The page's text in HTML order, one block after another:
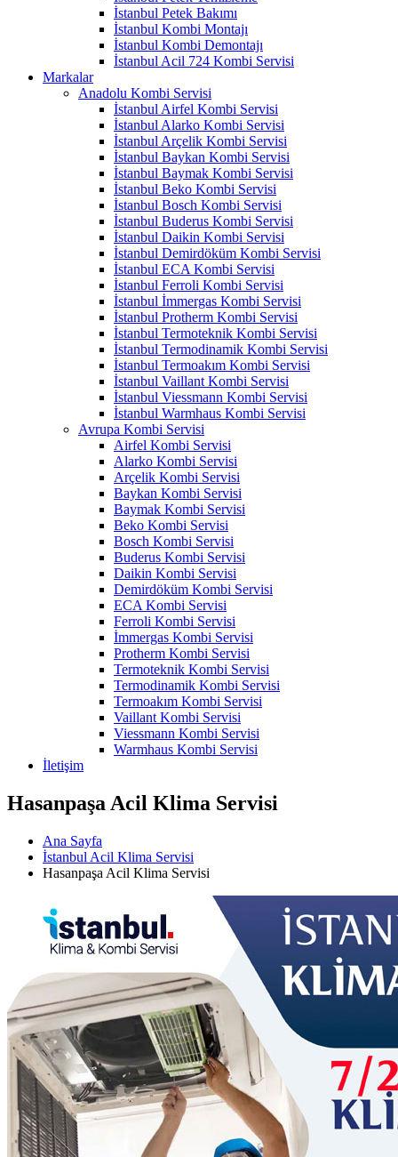
İstanbul Petek Bakımı
İstanbul Kombi Montajı
İstanbul Kombi Demontajı
İstanbul Acil 724 Kombi Servisi
Markalar
Anadolu Kombi Servisi
İstanbul Airfel Kombi Servisi
İstanbul Alarko Kombi Servisi
İstanbul Arçelik Kombi Servisi
İstanbul Baykan Kombi Servisi
İstanbul Baymak Kombi Servisi
İstanbul Beko Kombi Servisi
İstanbul Bosch Kombi Servisi
İstanbul Buderus Kombi Servisi
İstanbul Daikin Kombi Servisi
İstanbul Demirdöküm Kombi Servisi
İstanbul ECA Kombi Servisi
İstanbul Ferroli Kombi Servisi
İstanbul İmmergas Kombi Servisi
İstanbul Protherm Kombi Servisi
İstanbul Termoteknik Kombi Servisi
İstanbul Termodinamik Kombi Servisi
İstanbul Termoakım Kombi Servisi
İstanbul Vaillant Kombi Servisi
İstanbul Viessmann Kombi Servisi
İstanbul Warmhaus Kombi Servisi
Avrupa Kombi Servisi
Airfel Kombi Servisi
Alarko Kombi Servisi
Arçelik Kombi Servisi
Baykan Kombi Servisi
Baymak Kombi Servisi
Beko Kombi Servisi
Bosch Kombi Servisi
Buderus Kombi Servisi
Daikin Kombi Servisi
Demirdöküm Kombi Servisi
ECA Kombi Servisi
Ferroli Kombi Servisi
İmmergas Kombi Servisi
Protherm Kombi Servisi
Termoteknik Kombi Servisi
Termodinamik Kombi Servisi
Termoakım Kombi Servisi
Vaillant Kombi Servisi
Viessmann Kombi Servisi
Warmhaus Kombi Servisi
İletişim
Hasanpaşa Acil Klima Servisi
Ana Sayfa
İstanbul Acil Klima Servisi
Hasanpaşa Acil Klima Servisi